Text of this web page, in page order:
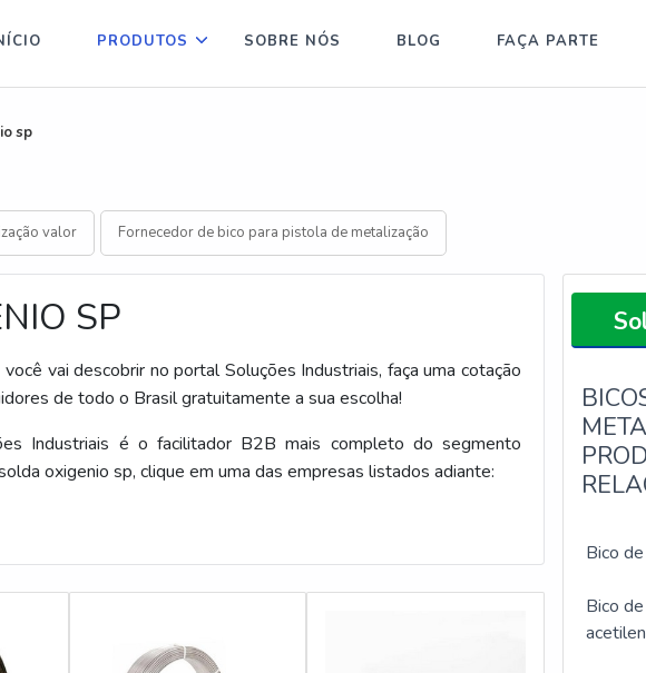
PRODUTOS SOBRE NÓS BLOG FAÇA PARTE
sp
valor Fornecedor de bico para pistola de metalização
SP
vai descobrir no portal Soluções Industriais, faça uma cotação
de todo o Brasil gratuitamente a sua escolha!
Industriais é o facilitador B2B mais completo do segmento
oxigenio sp, clique em uma das empresas listados adiante:
Bico
Bico